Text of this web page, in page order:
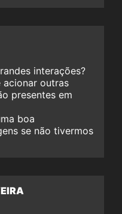
interações?
acionar outras
presentes em
boa
se não tivermos